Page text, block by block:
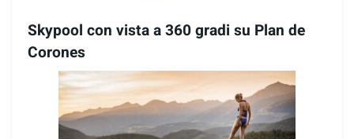
Skypool con vista a 360 gradi su Plan de
Corones